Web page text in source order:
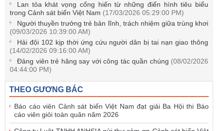
Lan tỏa khát vọng cống hiến từ những điển hình tiêu biểu
trong Cảnh sát biển Việt Nam (17/03/2026 05:29:00 PM)
Người thuyền trưởng trẻ bản lĩnh, trách nhiệm giữa trùng khơi
(09/03/2026 10:39:00 AM)
Hải đội 102 kịp thời ứng cứu người dân bị tai nạn giao thông
(14/02/2026 09:16:00 AM)
Đảng viên trẻ hăng say với công tác quần chúng (08/02/2026
04:44:00 PM)
THEO GƯƠNG BÁC
Báo cáo viên Cảnh sát biển Việt Nam đạt giải Ba Hội thi Báo
cáo viên giỏi toàn quân năm 2026